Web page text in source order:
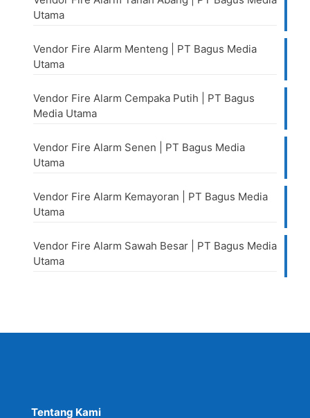
Utama
Vendor Fire Alarm Menteng | PT Bagus Media
Utama
Vendor Fire Alarm Cempaka Putih | PT Bagus
Media Utama
Vendor Fire Alarm Senen | PT Bagus Media
Utama
Vendor Fire Alarm Kemayoran | PT Bagus Media
Utama
Vendor Fire Alarm Sawah Besar | PT Bagus Media
Utama
Tentang Kami